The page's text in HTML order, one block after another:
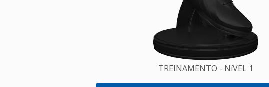
TREINAMENTO - NíVEL 1